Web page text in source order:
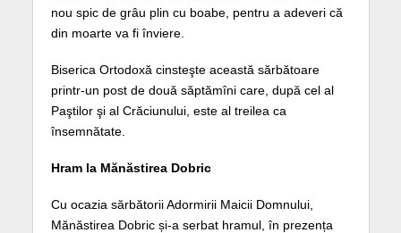
nou spic de grâu plin cu boabe, pentru a adeveri că
din moarte va fi înviere.
Biserica Ortodoxă cinsteşte această sărbătoare
printr-un post de două săptămîni care, după cel al
Paştilor şi al Crăciunului, este al treilea ca
însemnătate.
Hram la Mănăstirea Dobric
Cu ocazia sărbătorii Adormirii Maicii Domnului,
Mănăstirea Dobric și-a serbat hramul, în prezența